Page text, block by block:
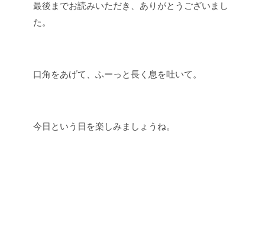
最後までお読みいただき、ありがとうございまし
た。
口角をあげて、ふーっと長く息を吐いて。
今日という日を楽しみましょうね。